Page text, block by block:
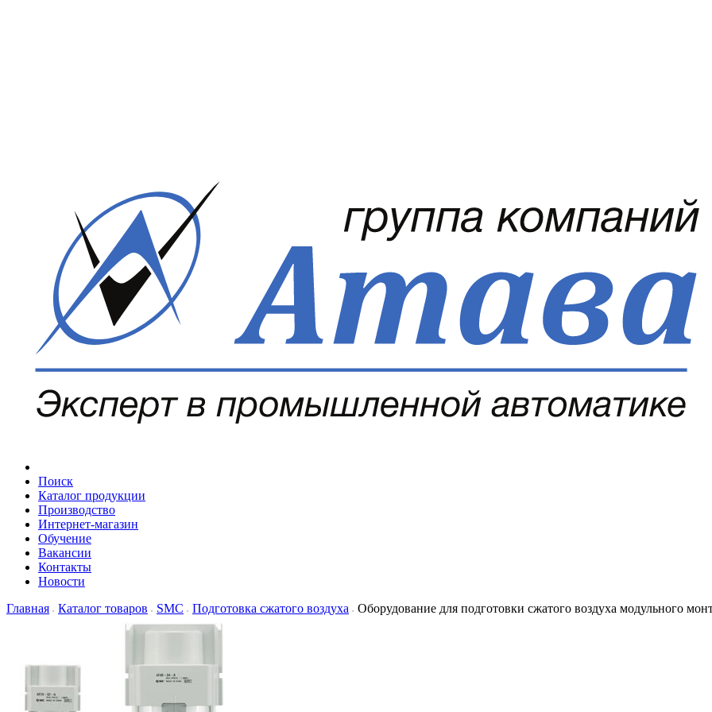
Поиск
Каталог продукции
Производство
Интернет-магазин
Обучение
Вакансии
Контакты
Новости
Главная
Каталог товаров SMC Подготовка сжатого воздуха Оборудование для подготовки сжатого воздуха модульного